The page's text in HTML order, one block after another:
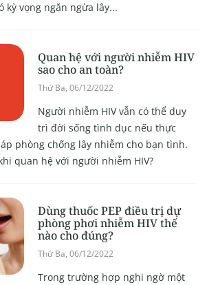
kỳ vọng ngăn ngừa lây...
Quan hệ với người nhiễm HIV
sao cho an toàn?
Thứ Ba, 06/12/2022
Người nhiễm HIV vẫn có thể duy
trì đời sống tình dục nếu thực
phòng chống lây nhiễm cho bạn tình.
quan hệ với người nhiễm HIV?
Dùng thuốc PEP điều trị dự
phòng phơi nhiễm HIV thế
nào cho đúng?
Thứ Ba, 06/12/2022
Trong trường hợp nghi ngờ một